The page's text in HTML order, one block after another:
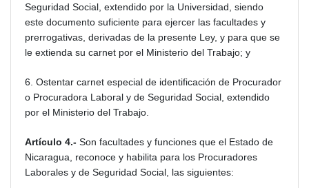
Seguridad Social, extendido por la Universidad, siendo
este documento suficiente para ejercer las facultades y
prerrogativas, derivadas de la presente Ley, y para que se
le extienda su carnet por el Ministerio del Trabajo; y
6. Ostentar carnet especial de identificación de Procurador
o Procuradora Laboral y de Seguridad Social, extendido
por el Ministerio del Trabajo.
Artículo 4.- Son facultades y funciones que el Estado de
Nicaragua, reconoce y habilita para los Procuradores
Laborales y de Seguridad Social, las siguientes: